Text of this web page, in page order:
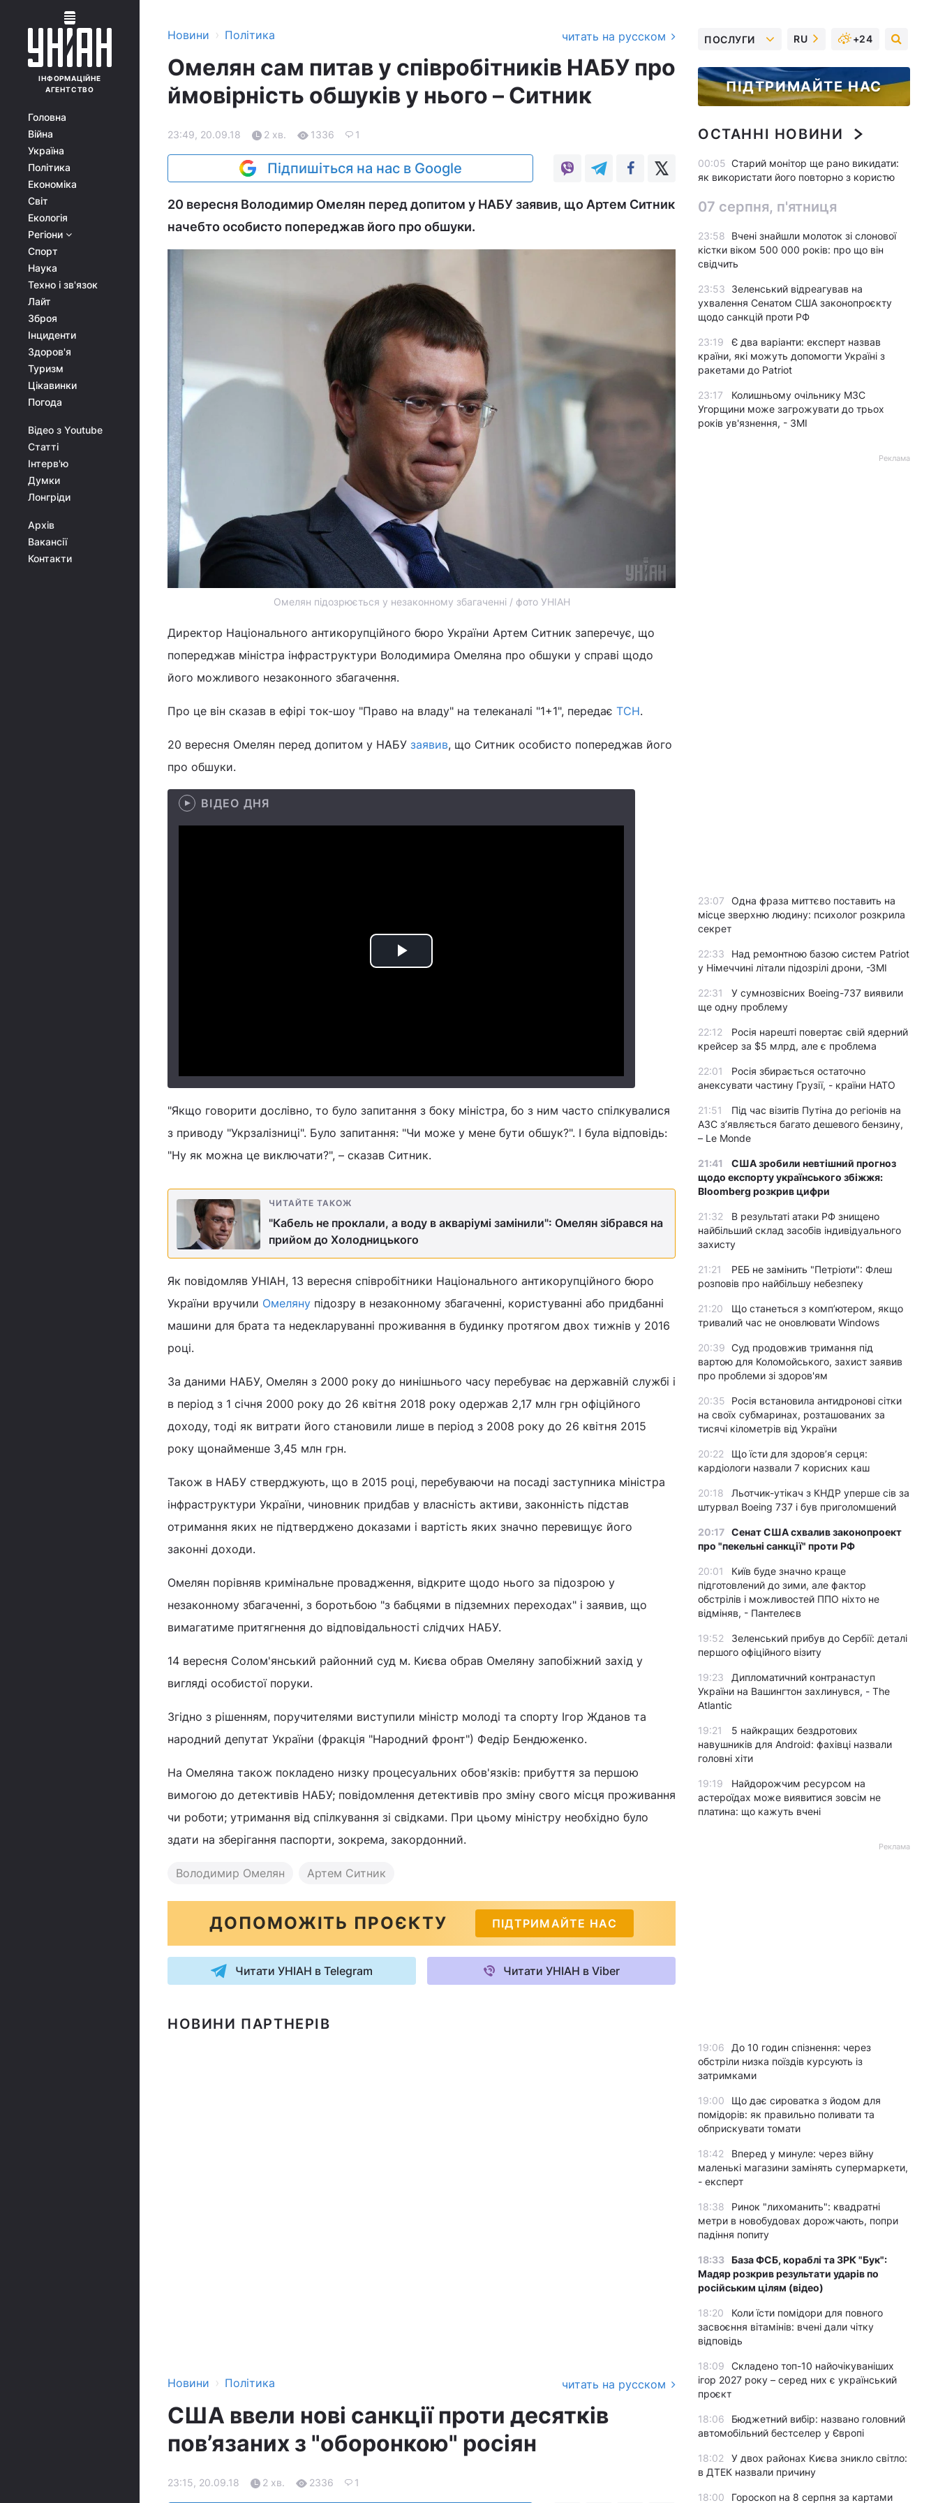
ІНФОРМАЦІЙНЕ
АГЕНТСТВО
Головна
Війна
Україна
Політика
Економіка
Світ
Екологія
Регіони
Спорт
Наука
Техно і зв'язок
Лайт
Зброя
Інциденти
Здоров'я
Туризм
Цікавинки
Погода
Відео з Youtube
Статті
Інтерв'ю
Думки
Лонгріди
Архів
Вакансії
Контакти
Новини › Політика читать на русском
Омелян сам питав у співробітників НАБУ про
ймовірність обшуків у нього – Ситник
23:49, 20.09.18 2 хв. 1336 1
Підпишіться на нас в Google
20 вересня Володимир Омелян перед допитом у НАБУ заявив, що Артем Ситник
начебто особисто попереджав його про обшуки.
Омелян підозрюється у незаконному збагаченні / фото УНІАН
Директор Національного антикорупційного бюро України Артем Ситник заперечує, що
попереджав міністра інфраструктури Володимира Омеляна про обшуки у справі щодо
його можливого незаконного збагачення.
Про це він сказав в ефірі ток-шоу "Право на владу" на телеканалі "1+1", передає ТСН.
20 вересня Омелян перед допитом у НАБУ заявив, що Ситник особисто попереджав його
про обшуки.
ВІДЕО ДНЯ
Play
"Якщо говорити дослівно, то було запитання з боку міністра, бо з ним часто спілкувалися
з приводу "Укрзалізниці". Було запитання: "Чи може у мене бути обшук?". І була відповідь:
"Ну як можна це виключати?", – сказав Ситник.
ЧИТАЙТЕ ТАКОЖ
"Кабель не проклали, а воду в акваріумі замінили": Омелян зібрався на
прийом до Холодницького
Як повідомляв УНІАН, 13 вересня співробітники Національного антикорупційного бюро
України вручили Омеляну підозру в незаконному збагаченні, користуванні або придбанні
машини для брата та недекларуванні проживання в будинку протягом двох тижнів у 2016
році.
За даними НАБУ, Омелян з 2000 року до нинішнього часу перебуває на державній службі і
в період з 1 січня 2000 року до 26 квітня 2018 року одержав 2,17 млн грн офіційного
доходу, тоді як витрати його становили лише в період з 2008 року до 26 квітня 2015
року щонайменше 3,45 млн грн.
Також в НАБУ стверджують, що в 2015 році, перебуваючи на посаді заступника міністра
інфраструктури України, чиновник придбав у власність активи, законність підстав
отримання яких не підтверджено доказами і вартість яких значно перевищує його
законні доходи.
Омелян порівняв кримінальне провадження, відкрите щодо нього за підозрою у
незаконному збагаченні, з боротьбою "з бабцями в підземних переходах" і заявив, що
вимагатиме притягнення до відповідальності слідчих НАБУ.
14 вересня Солом'янський районний суд м. Києва обрав Омеляну запобіжний захід у
вигляді особистої поруки.
Згідно з рішенням, поручителями виступили міністр молоді та спорту Ігор Жданов та
народний депутат України (фракція "Народний фронт") Федір Бендюженко.
На Омеляна також покладено низку процесуальних обов'язків: прибуття за першою
вимогою до детективів НАБУ; повідомлення детективів про зміну свого місця проживання
чи роботи; утримання від спілкування зі свідками. При цьому міністру необхідно було
здати на зберігання паспорти, зокрема, закордонний.
Володимир Омелян Артем Ситник
ДОПОМОЖІТЬ ПРОЄКТУ ПІДТРИМАЙТЕ НАС
Читати УНІАН в Telegram Читати УНІАН в Viber
НОВИНИ ПАРТНЕРІВ
Новини › Політика читать на русском
США ввели нові санкції проти десятків
пов’язаних з "оборонкою" росіян
23:15, 20.09.18 2 хв. 2336 1
ПОСЛУГИ RU +24
ПІДТРИМАЙТЕ НАС
ОСТАННІ НОВИНИ
00:05 Старий монітор ще рано викидати:
як використати його повторно з користю
07 серпня, п'ятниця
23:58
Вчені знайшли молоток зі слонової
кістки віком 500 000 років: про що він
свідчить
23:53
Зеленський відреагував на
ухвалення Сенатом США законопроєкту
щодо санкцій проти РФ
23:19
Є два варіанти: експерт назвав
країни, які можуть допомогти Україні з
ракетами до Patriot
23:17
Колишньому очільнику МЗС
Угорщини може загрожувати до трьох
років ув'язнення, - ЗМІ
Реклама
23:07
Одна фраза миттєво поставить на
місце зверхню людину: психолог розкрила
секрет
22:33
Над ремонтною базою систем Patriot
у Німеччині літали підозрілі дрони, -ЗМІ
22:31
У сумнозвісних Boeing-737 виявили
ще одну проблему
22:12
Росія нарешті повертає свій ядерний
крейсер за $5 млрд, але є проблема
22:01
Росія збирається остаточно
анексувати частину Грузії, - країни НАТО
21:51
Під час візитів Путіна до регіонів на
АЗС з’являється багато дешевого бензину,
– Le Monde
21:41
США зробили невтішний прогноз
щодо експорту українського збіжжя:
Bloomberg розкрив цифри
21:32
В результаті атаки РФ знищено
найбільший склад засобів індивідуального
захисту
21:21
РЕБ не замінить "Петріоти": Флеш
розповів про найбільшу небезпеку
21:20
Що станеться з комп’ютером, якщо
тривалий час не оновлювати Windows
20:39 Суд продовжив тримання під
вартою для Коломойського, захист заявив
про проблеми зі здоров'ям
20:35
Росія встановила антидронові сітки
на своїх субмаринах, розташованих за
тисячі кілометрів від України
20:22
Що їсти для здоров’я серця:
кардіологи назвали 7 корисних каш
20:18
Льотчик-утікач з КНДР уперше сів за
штурвал Boeing 737 і був приголомшений
20:17 Сенат США схвалив законопроект
про "пекельні санкції" проти РФ
20:01
Київ буде значно краще
підготовлений до зими, але фактор
обстрілів і можливостей ППО ніхто не
відміняв, - Пантелеєв
19:52
Зеленський прибув до Сербії: деталі
першого офіційного візиту
19:23
Дипломатичний контранаступ
України на Вашингтон захлинувся, - The
Atlantic
19:21
5 найкращих бездротових
навушників для Android: фахівці назвали
головні хіти
19:19
Найдорожчим ресурсом на
астероїдах може виявитися зовсім не
платина: що кажуть вчені
Реклама
19:06
До 10 годин спізнення: через
обстріли низка поїздів курсують із
затримками
19:00
Що дає сироватка з йодом для
помідорів: як правильно поливати та
обприскувати томати
18:42
Вперед у минуле: через війну
маленькі магазини замінять супермаркети,
- експерт
18:38
Ринок "лихоманить": квадратні
метри в новобудовах дорожчають, попри
падіння попиту
18:33 База ФСБ, кораблі та ЗРК "Бук":
Мадяр розкрив результати ударів по
російським цілям (відео)
18:20
Коли їсти помідори для повного
засвоєння вітамінів: вчені дали чітку
відповідь
18:09
Складено топ-10 найочікуваніших
ігор 2027 року – серед них є український
проєкт
18:06
Бюджетний вибір: названо головний
автомобільний бестселер у Європі
18:02
У двох районах Києва зникло світло:
в ДТЕК назвали причину
18:00 Гороскоп на 8 серпня за картами